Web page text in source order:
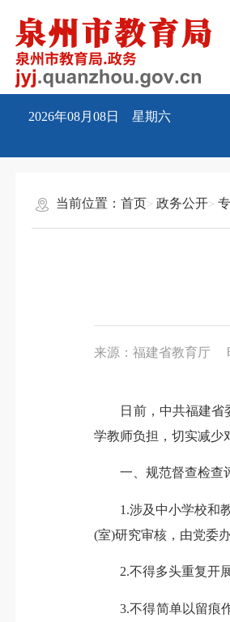
2026年08月08日 星期六
当前位置：首页 政务公开
来源：福建省教育厅
日前，中共福建省委
学教师负担，切实减少
一、规范督查检查
1.涉及中小学校和教
(室)研究审核，由党委
2.不得多头重复开展
3.不得简单以留痕作